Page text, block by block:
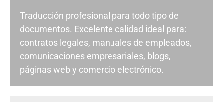
Traducción profesional para todo tipo de
documentos. Excelente calidad ideal para:
contratos legales, manuales de empleados,
comunicaciones empresariales, blogs,
páginas web y comercio electrónico.